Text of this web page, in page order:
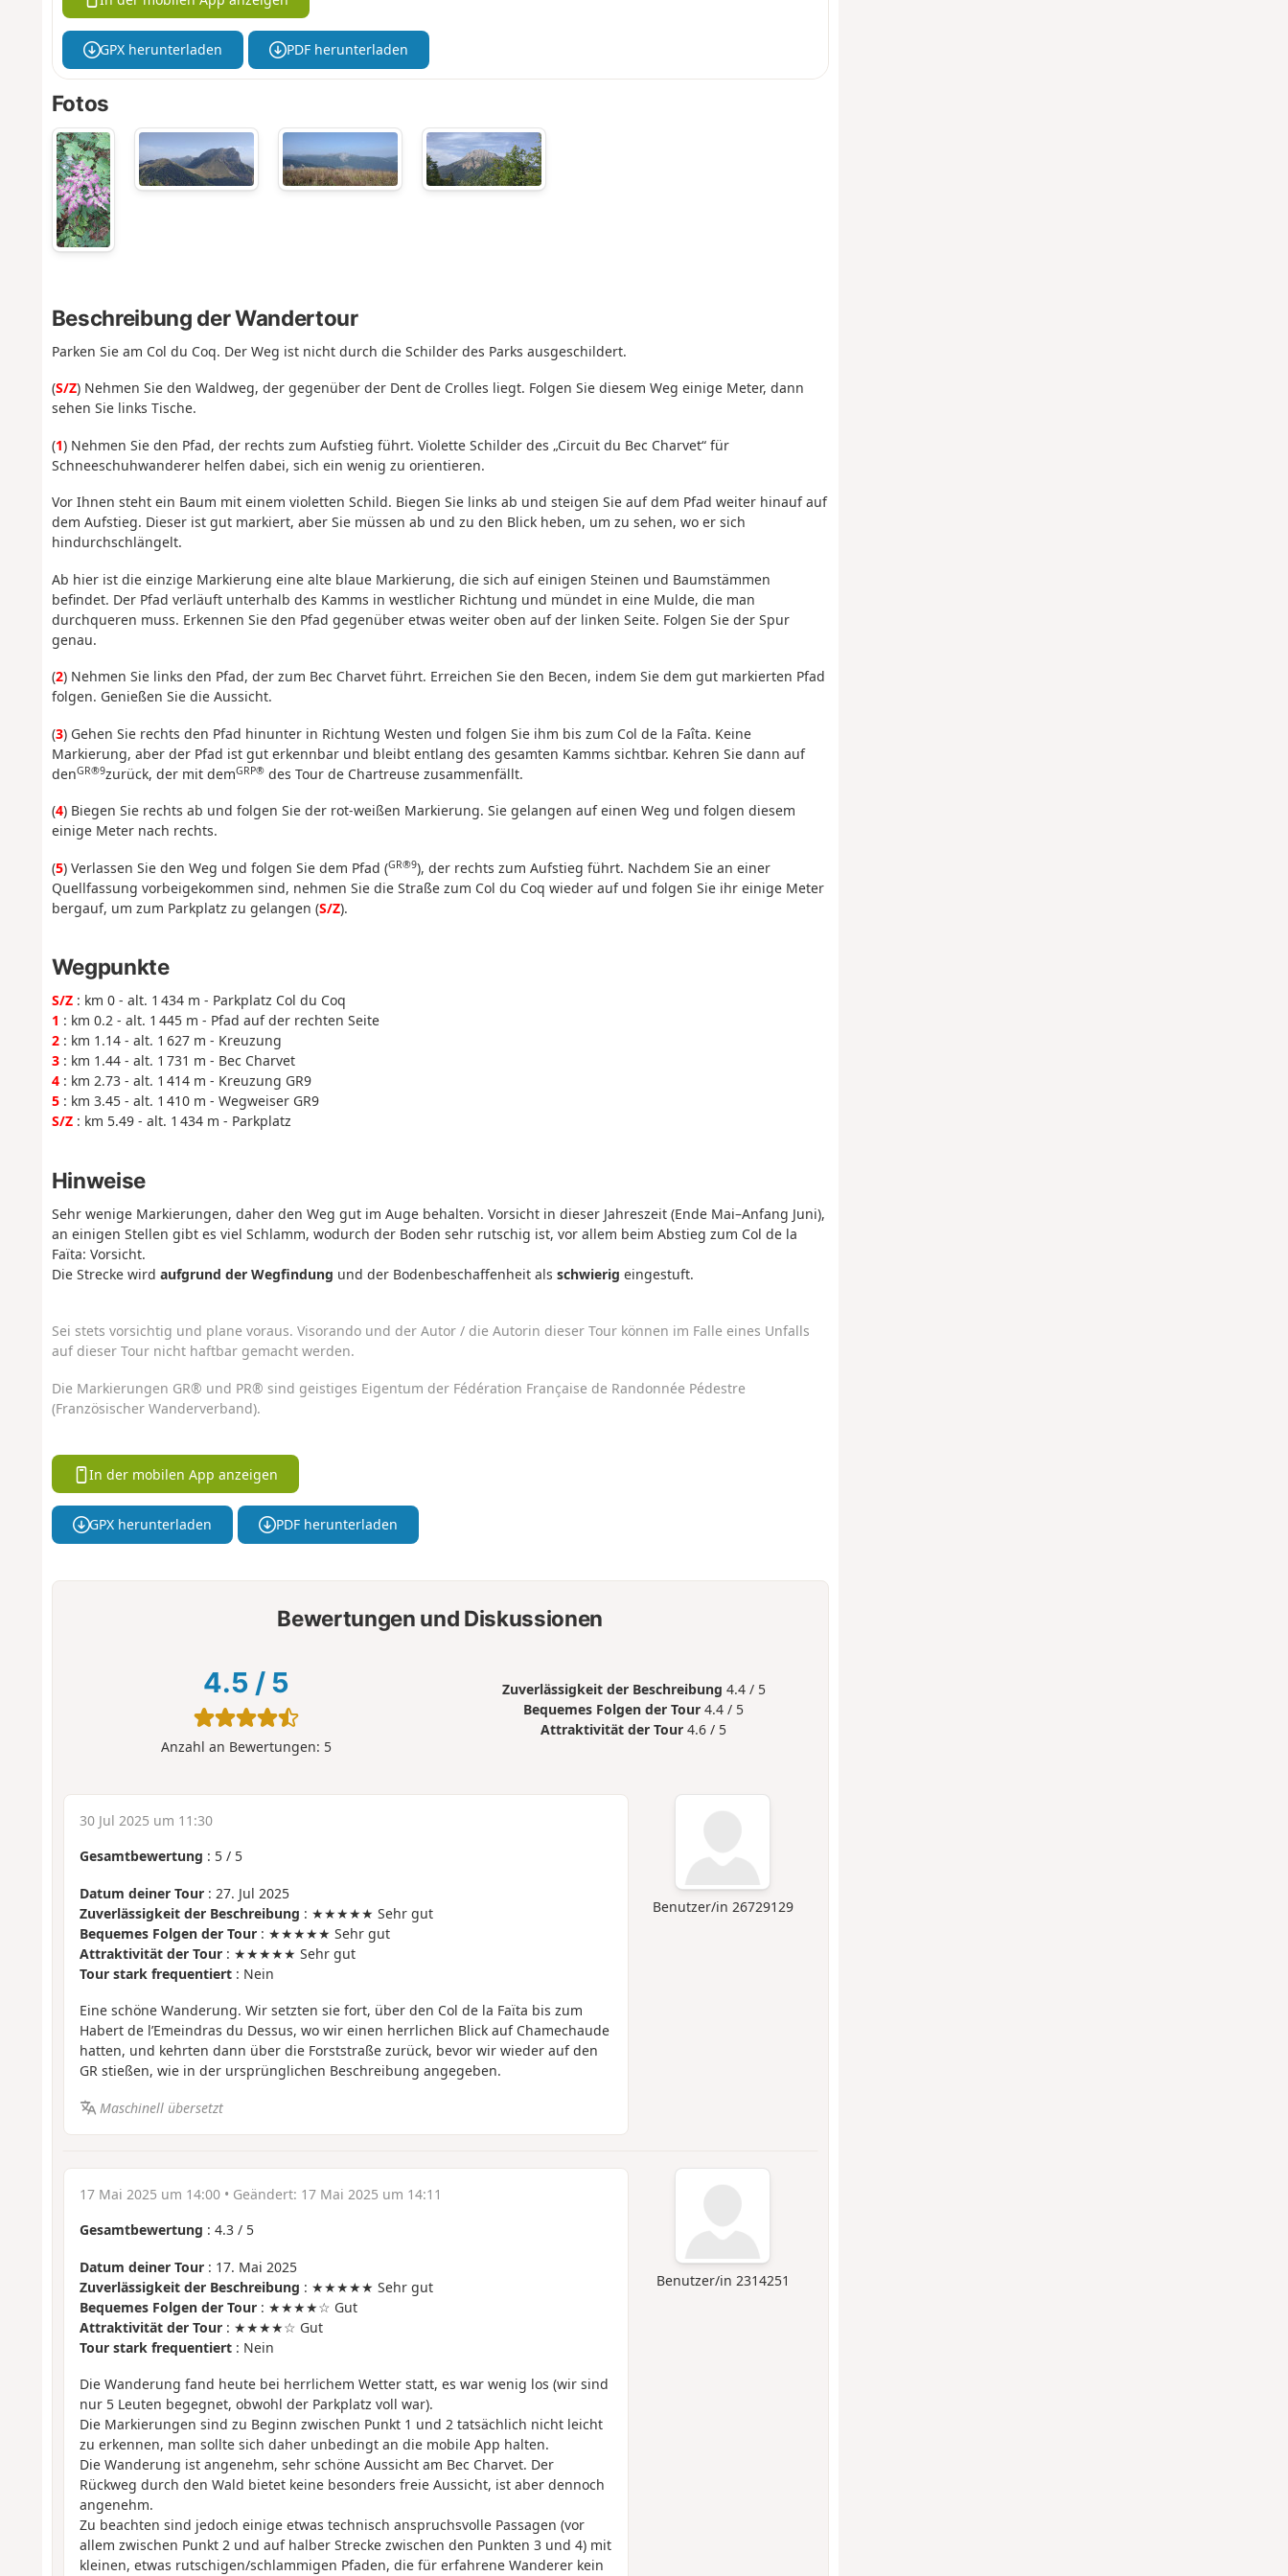
GPX herunterladen PDF herunterladen
Fotos
Beschreibung der Wandertour
Parken Sie am Col du Coq. Der Weg ist nicht durch die Schilder des Parks ausgeschildert.
(S/Z) Nehmen Sie den Waldweg, der gegenüber der Dent de Crolles liegt. Folgen Sie diesem Weg einige Meter, dann
sehen Sie links Tische.
(1) Nehmen Sie den Pfad, der rechts zum Aufstieg führt. Violette Schilder des „Circuit du Bec Charvet“ für
Schneeschuhwanderer helfen dabei, sich ein wenig zu orientieren.
Vor Ihnen steht ein Baum mit einem violetten Schild. Biegen Sie links ab und steigen Sie auf dem Pfad weiter hinauf auf
dem Aufstieg. Dieser ist gut markiert, aber Sie müssen ab und zu den Blick heben, um zu sehen, wo er sich
hindurchschlängelt.
Ab hier ist die einzige Markierung eine alte blaue Markierung, die sich auf einigen Steinen und Baumstämmen
befindet. Der Pfad verläuft unterhalb des Kamms in westlicher Richtung und mündet in eine Mulde, die man
durchqueren muss. Erkennen Sie den Pfad gegenüber etwas weiter oben auf der linken Seite. Folgen Sie der Spur
genau.
(2) Nehmen Sie links den Pfad, der zum Bec Charvet führt. Erreichen Sie den Becen, indem Sie dem gut markierten Pfad
folgen. Genießen Sie die Aussicht.
(3) Gehen Sie rechts den Pfad hinunter in Richtung Westen und folgen Sie ihm bis zum Col de la Faîta. Keine
Markierung, aber der Pfad ist gut erkennbar und bleibt entlang des gesamten Kamms sichtbar. Kehren Sie dann auf
denGR®9zurück, der mit demGRP®des Tour de Chartreuse zusammenfällt.
(4) Biegen Sie rechts ab und folgen Sie der rot-weißen Markierung. Sie gelangen auf einen Weg und folgen diesem
einige Meter nach rechts.
(5) Verlassen Sie den Weg und folgen Sie dem Pfad (GR®9), der rechts zum Aufstieg führt. Nachdem Sie an einer
Quellfassung vorbeigekommen sind, nehmen Sie die Straße zum Col du Coq wieder auf und folgen Sie ihr einige Meter
bergauf, um zum Parkplatz zu gelangen (S/Z).
Wegpunkte
S/Z: km 0 - alt. 1 434 m - Parkplatz Col du Coq
1 : km 0.2 - alt. 1 445 m - Pfad auf der rechten Seite
2: km 1.14 - alt. 1 627 m - Kreuzung
3: km 1.44 - alt. 1 731 m - Bec Charvet
4: km 2.73 - alt. 1 414 m - Kreuzung GR9
5: km 3.45 - alt. 1 410 m - Wegweiser GR9
S/Z: km 5.49 - alt. 1 434 m - Parkplatz
Hinweise
Sehr wenige Markierungen, daher den Weg gut im Auge behalten. Vorsicht in dieser Jahreszeit (Ende Mai–Anfang Juni),
an einigen Stellen gibt es viel Schlamm, wodurch der Boden sehr rutschig ist, vor allem beim Abstieg zum Col de la
Faïta: Vorsicht.
Die Strecke wird aufgrund der Wegfindung und der Bodenbeschaffenheit als schwierig eingestuft.
Sei stets vorsichtig und plane voraus. Visorando und der Autor / die Autorin dieser Tour können im Falle eines Unfalls
auf dieser Tour nicht haftbar gemacht werden.
Die Markierungen GR® und PR® sind geistiges Eigentum der Fédération Française de Randonnée Pédestre
(Französischer Wanderverband).
In der mobilen App anzeigen
GPX herunterladen PDF herunterladen
Bewertungen und Diskussionen
4.5 / 5
Anzahl an Bewertungen: 5
Zuverlässigkeit der Beschreibung 4.4 / 5
Bequemes Folgen der Tour 4.4 / 5
Attraktivität der Tour 4.6 / 5
Benutzer/in 26729129
30 Jul 2025 um 11:30
Gesamtbewertung : 5/ 5
Datum deiner Tour: 27. Jul 2025
Zuverlässigkeit der Beschreibung : ★★★★★ Sehr gut
Bequemes Folgen der Tour: ★★★★★ Sehr gut
Attraktivität der Tour: ★★★★★ Sehr gut
Tour stark frequentiert: Nein
Eine schöne Wanderung. Wir setzten sie fort, über den Col de la Faïta bis zum
Habert de l’Emeindras du Dessus, wo wir einen herrlichen Blick auf Chamechaude
hatten, und kehrten dann über die Forststraße zurück, bevor wir wieder auf den
GR stießen, wie in der ursprünglichen Beschreibung angegeben.
Maschinell übersetzt
Benutzer/in 2314251
17 Mai 2025 um 14:00• Geändert: 17 Mai 2025 um 14:11
Gesamtbewertung : 4.3/ 5
Datum deiner Tour: 17. Mai 2025
Zuverlässigkeit der Beschreibung : ★★★★★ Sehr gut
Bequemes Folgen der Tour: ★★★★☆ Gut
Attraktivität der Tour: ★★★★☆ Gut
Tour stark frequentiert: Nein
Die Wanderung fand heute bei herrlichem Wetter statt, es war wenig los (wir sind
nur 5 Leuten begegnet, obwohl der Parkplatz voll war).
Die Markierungen sind zu Beginn zwischen Punkt 1 und 2 tatsächlich nicht leicht
zu erkennen, man sollte sich daher unbedingt an die mobile App halten.
Die Wanderung ist angenehm, sehr schöne Aussicht am Bec Charvet. Der
Rückweg durch den Wald bietet keine besonders freie Aussicht, ist aber dennoch
angenehm.
Zu beachten sind jedoch einige etwas technisch anspruchsvolle Passagen (vor
allem zwischen Punkt 2 und auf halber Strecke zwischen den Punkten 3 und 4) mit
kleinen, etwas rutschigen/schlammigen Pfaden, die für erfahrene Wanderer kein